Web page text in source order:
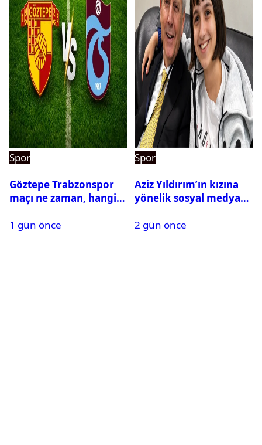
Spor
Göztepe Trabzonspor
maçı ne zaman, hangi
oynayacak mı?
1 gün önce
Spor
Aziz Yıldırım’ın kızına
yönelik sosyal medya
hakkında karar çıktı
2 gün önce